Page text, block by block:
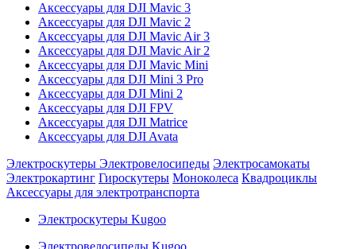
Аксессуары для DJI Mavic 3
Аксессуары для DJI Mavic 2
Аксессуары для DJI Mavic Air 3
Аксессуары для DJI Mavic Air 2
Аксессуары для DJI Mavic Mini
Аксессуары для DJI Mini 3 Pro
Аксессуары для DJI Mini 2
Аксессуары для DJI FPV
Аксессуары для DJI Matrice
Аксессуары для DJI Avata
Электроскутеры Электровелосипеды Электросамокаты
Электрокартинг Гироскутеры Моноколеса Квадроциклы
Аксессуары для электротранспорта
Электроскутеры Kugoo
Электровелосипеды Kugoo